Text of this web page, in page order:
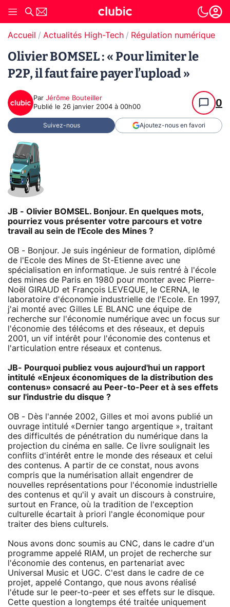
Accueil Actualités High-Tech Régulation numérique
Olivier BOMSEL : « Pour limiter le
P2P, il faut faire payer l’upload »
Par Jérôme Bouteiller
Publié le 26 janvier 2004 à 00h00 0
Suivez-nous Ajoutez-nous en favori
JB - Olivier BOMSEL. Bonjour. En quelques mots,
pourriez vous présenter votre parcours et votre
travail au sein de l'Ecole des Mines ?
OB - Bonjour. Je suis ingénieur de formation, diplômé
de l'Ecole des Mines de St-Etienne avec une
spécialisation en informatique. Je suis rentré à l'école
des mines de Paris en 1980 pour monter avec Pierre-
Noël GIRAUD et François LEVEQUE, le CERNA, le
laboratoire d'économie industrielle de l'Ecole. En 1997,
j'ai monté avec Gilles LE BLANC une équipe de
recherche sur l'économie numérique avec un focus sur
l'économie des télécoms et des réseaux, et depuis
2001, un vif intérêt pour l'économie des contenus et
l'articulation entre réseaux et contenus.
JB- Pourquoi publiez vous aujourd'hui un rapport
intitulé «Enjeux économiques de la distribution des
contenus» consacré au Peer-to-Peer et à ses effets
sur l'industrie du disque ?
OB - Dès l'année 2002, Gilles et moi avons publié un
ouvrage intitulé «Dernier tango argentique », traitant
des difficultés de pénétration du numérique dans la
projection du cinéma en salle. Ce livre soulignait les
conflits d'intérêt entre le monde des réseaux et celui
des contenus. A partir de ce constat, nous avons
compris que la numérisation allait engendrer de
nouvelles représentations pour l'économie industrielle
des contenus et qu'il y avait un discours à construire,
surtout en France, où la tradition de l'exception
culturelle écartait à priori l'angle économique pour
traiter des biens culturels.
Nous avons donc soumis au CNC, dans le cadre d'un
programme appelé RIAM, un projet de recherche sur
l'économie des contenus, en partenariat avec
Universal Music et UGC. C'est dans le cadre de ce
projet, appelé Contango, que nous avons réalisé
l'étude sur le peer-to-peer et ses effets sur le disque.
Cette question a longtemps été traitée uniquement